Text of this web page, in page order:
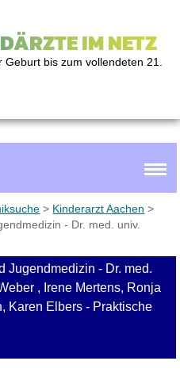
IM NETZ
bis zum vollendeten 21.
> Kinderarzt Aachen >
- Dr. med. univ.
Jugendmedizin - Dr. med.
, Irene Mertens, Ronja
Karen Elbers - Praktische